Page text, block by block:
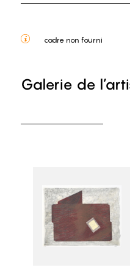
cadre non fourni
Galerie de